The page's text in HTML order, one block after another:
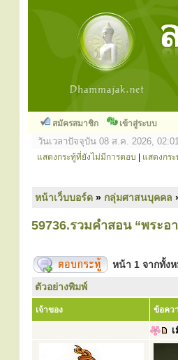
สมัครสมาชิก เข้าสู่ระบบ
วันเวลาปัจจุบัน 08 ส.ค. 2026,
แสดงกระทู้ที่ยังไม่มีการตอบ แสดงกร
หน้าเว็บบอร์ด » กลุ่มศาสนบุคคล
59736.รวมคำสอน “พระ
หน้า 1 จากทั้ง
ตัวอย่างพิมพ์
เจ้าของ ข้อคว